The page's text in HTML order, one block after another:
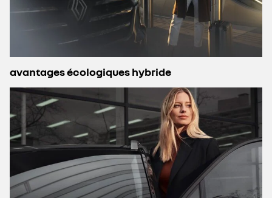
avantages écologiques hybride